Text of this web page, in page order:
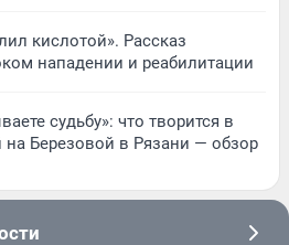
кислотой». Рассказ
нападении и реабилитации
судьбу»: что творится в
Березовой в Рязани — обзор